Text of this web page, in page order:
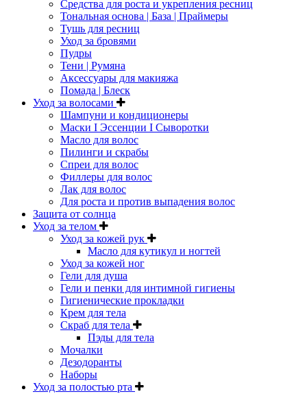
Средства для роста и укрепления ресниц
Тональная основа | База | Праймеры
Тушь для ресниц
Уход за бровями
Пудры
Тени | Румяна
Аксессуары для макияжа
Помада | Блеск
Уход за волосами
Шампуни и кондиционеры
Маски I Эссенции I Сыворотки
Масло для волос
Пилинги и скрабы
Спреи для волос
Филлеры для волос
Лак для волос
Для роста и против выпадения волос
Защита от солнца
Уход за телом
Уход за кожей рук
Масло для кутикул и ногтей
Уход за кожей ног
Гели для душа
Гели и пенки для интимной гигиены
Гигиенические прокладки
Крем для тела
Скраб для тела
Пэды для тела
Мочалки
Дезодоранты
Наборы
Уход за полостью рта